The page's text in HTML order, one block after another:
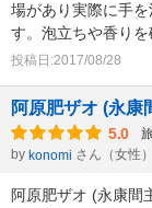
場があり実際に手
す。泡立ちや香りを
投稿日:2017/08/28
阿原肥ザオ (永
5.0
by konomi さん（女性）
阿原肥ザオ (永康間